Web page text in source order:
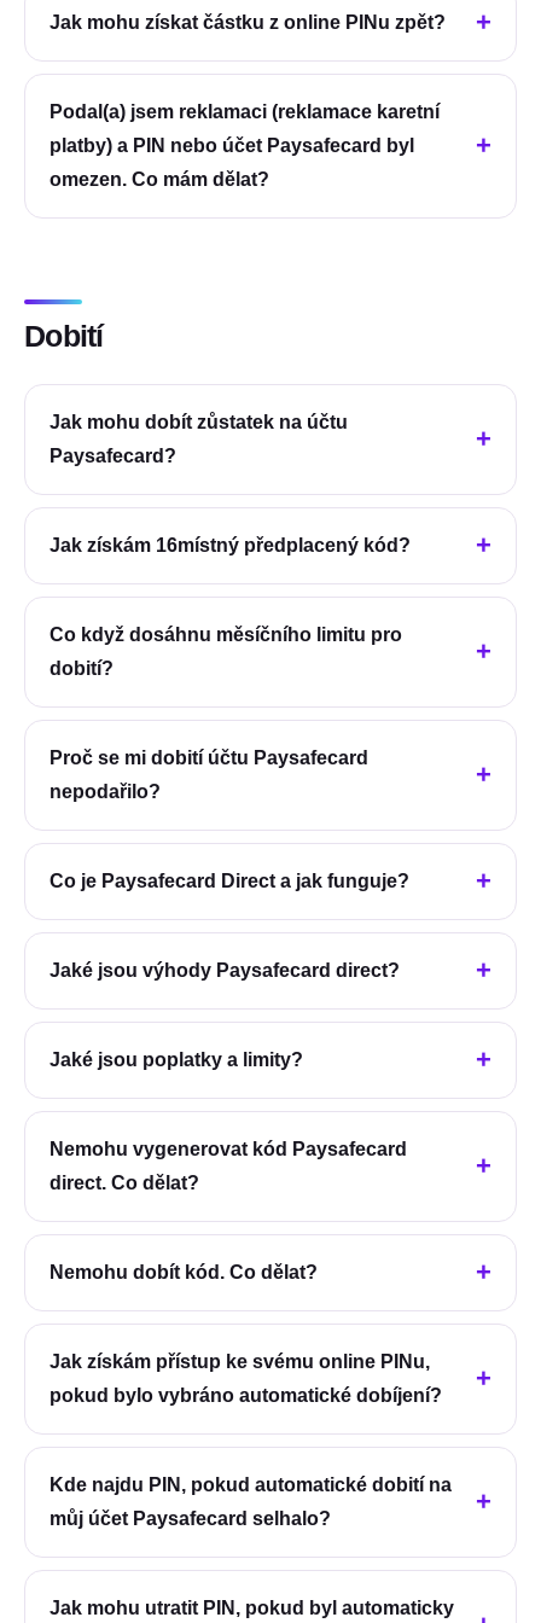
Jak mohu získat částku z online PINu zpět?
Podal(a) jsem reklamaci (reklamace karetní
platby) a PIN nebo účet Paysafecard byl
omezen. Co mám dělat?
Dobití
Jak mohu dobít zůstatek na účtu
Paysafecard?
Jak získám 16místný předplacený kód?
Co když dosáhnu měsíčního limitu pro
dobití?
Proč se mi dobití účtu Paysafecard
nepodařilo?
Co je Paysafecard Direct a jak funguje?
Jaké jsou výhody Paysafecard direct?
Jaké jsou poplatky a limity?
Nemohu vygenerovat kód Paysafecard
direct. Co dělat?
Nemohu dobít kód. Co dělat?
Jak získám přístup ke svému online PINu,
pokud bylo vybráno automatické dobíjení?
Kde najdu PIN, pokud automatické dobití na
můj účet Paysafecard selhalo?
Jak mohu utratit PIN, pokud byl automaticky